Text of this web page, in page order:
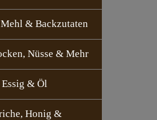
& Backzutaten
Nüsse & Mehr
Essig & Öl
Honig &